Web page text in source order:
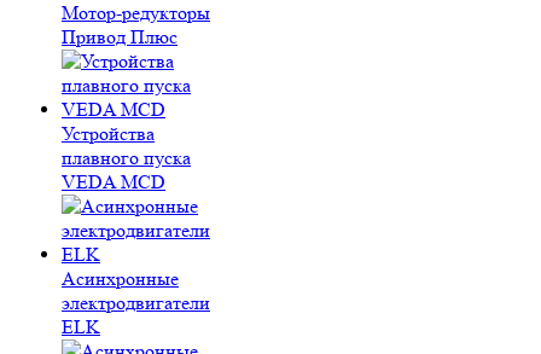
Мотор-редукторы
Привод Плюс
Устройства
плавного пуска
VEDA MCD
Асинхронные
электродвигатели
ELK